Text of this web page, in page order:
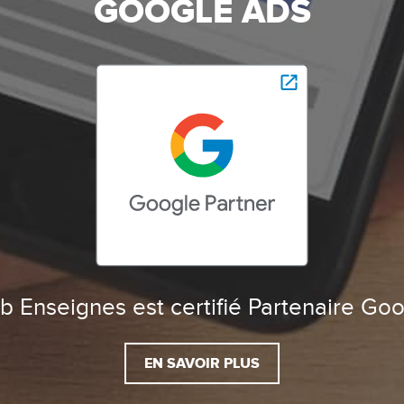
GOOGLE ADS
Enseignes est certifié Partenaire
EN SAVOIR PLUS